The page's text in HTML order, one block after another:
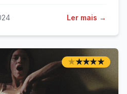
Ler mais →
★★
★★
★★
★★
★ ★